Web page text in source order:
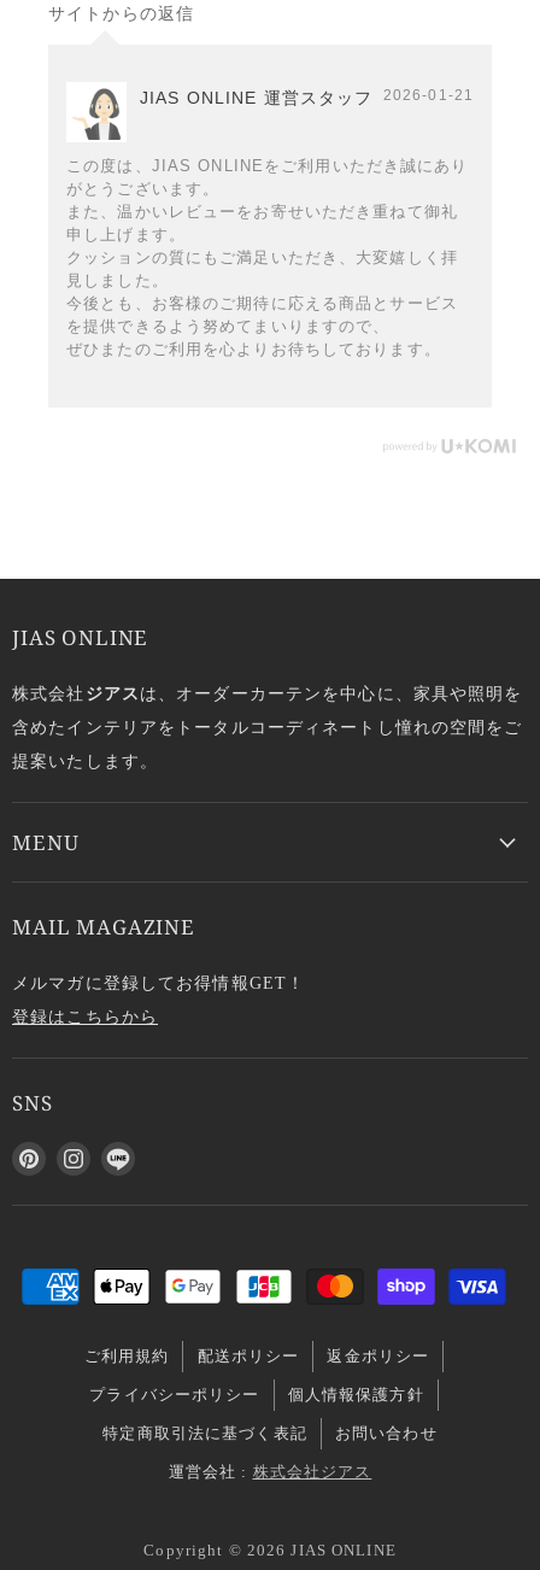
サイトからの返信
JIAS ONLINE 運営スタッフ 2026-01-21
この度は、JIAS ONLINEをご利用いただき誠にあり
がとうございます。
また、温かいレビューをお寄せいただき重ねて御礼
申し上げます。
クッションの質にもご満足いただき、大変嬉しく拝
見しました。
今後とも、お客様のご期待に応える商品とサービス
を提供できるよう努めてまいりますので、
ぜひまたのご利用を心よりお待ちしております。
JIAS ONLINE
株式会社 ジアスは、オーダーカーテンを中心に、家具や照明を
含めたインテリアをトータルコーディネートし憧れの空間をご
提案いたします。
MENU
MAIL MAGAZINE
メルマガに登録してお得情報GET！
登録はこちらから
SNS
P
n
r
I
s
m
で
つ
L
N
見
て
く
さ
ご利用規約 配送ポリシー 返金ポリシー
プライバシーポリシー 個人情報保護方針
特定商取引法に基づく表記 お問い合わせ
運営会社 : 株式会社ジアス
Copyright © 2026 JIAS ONLINE